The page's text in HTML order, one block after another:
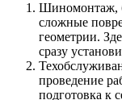
Шиномонтаж,
сложные
геометрии.
сразу
проведение
подготовка к